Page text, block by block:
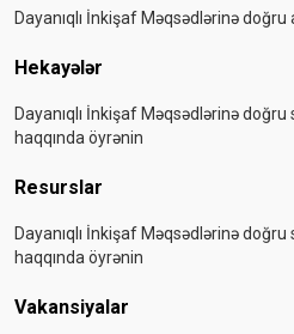
Dayanıqlı İnkişaf Məqsədlərinə doğru
Hekayələr
Dayanıqlı İnkişaf Məqsədlərinə
haqqında öyrənin
Resurslar
Dayanıqlı İnkişaf Məqsədlərinə
haqqında öyrənin
Vakansiyalar